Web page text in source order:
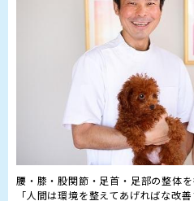
腰・膝・股関節・足首・足部の整体を
「人間は環境を整えてあげればな改